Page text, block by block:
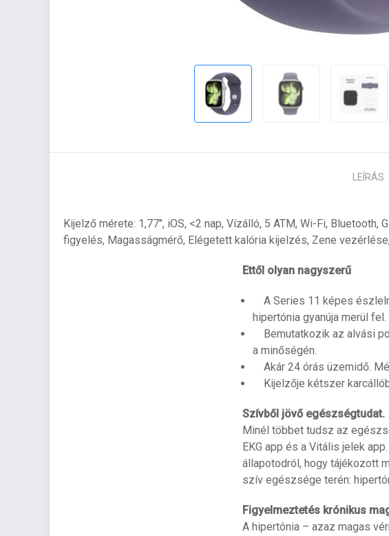
LEÍRÁS
Kijelző mérete: 1,77", iOS, <2 nap, Vízálló, 5 ATM, Wi-Fi,
figyelés, Magasságmérő, Elégetett kalória kijelzés, Zene
Ettől olyan nagyszerű
A Series 11 képes
hipertónia gyanúja merül
Bemutatkozik az alvási
a minőségén.
Akár 24 órás üzemidő.
Kijelzője kétszer
Szívből jövő egészség­tudat.
Minél többet tudsz az
EKG app és a Vitális jelek
állapotodról, hogy tájékozott
szív egészsége terén:
Figyelmeztetés krónikus
A hipertónia – azaz magas